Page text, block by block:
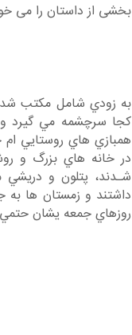
بخشی از داستان را می
به زودي شامل مكتب
كجا سرچشمه مي گيرد و
همبازي هاي روستايي
در خانه هاي بزرگ و
شـدند، پتلون و دريشي
داشتند و زمستان ها به
روزهاي جمعه يشان